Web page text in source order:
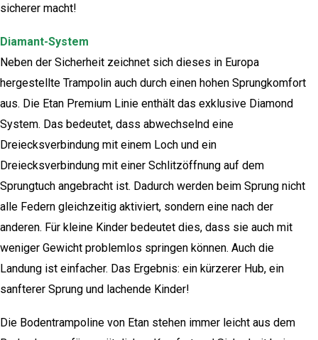
sicherer macht!
Diamant-System
Neben der Sicherheit zeichnet sich dieses in Europa
hergestellte Trampolin auch durch einen hohen Sprungkomfort
aus. Die Etan Premium Linie enthält das exklusive Diamond
System. Das bedeutet, dass abwechselnd eine
Dreiecksverbindung mit einem Loch und ein
Dreiecksverbindung mit einer Schlitzöffnung auf dem
Sprungtuch angebracht ist. Dadurch werden beim Sprung nicht
alle Federn gleichzeitig aktiviert, sondern eine nach der
anderen. Für kleine Kinder bedeutet dies, dass sie auch mit
weniger Gewicht problemlos springen können. Auch die
Landung ist einfacher. Das Ergebnis: ein kürzerer Hub, ein
sanfterer Sprung und lachende Kinder!
Die Bodentrampoline von Etan stehen immer leicht aus dem